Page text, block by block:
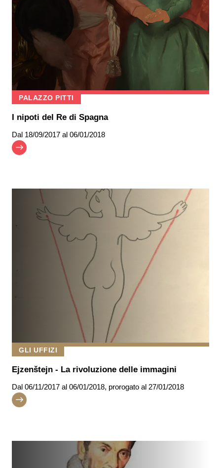
PALAZZO PITTI
I nipoti del Re di Spagna
Dal 18/09/2017 al 06/01/2018
GLI UFFIZI
Ejzenštejn - La rivoluzione delle immagini
Dal 06/11/2017 al 06/01/2018, prorogato al 27/01/2018